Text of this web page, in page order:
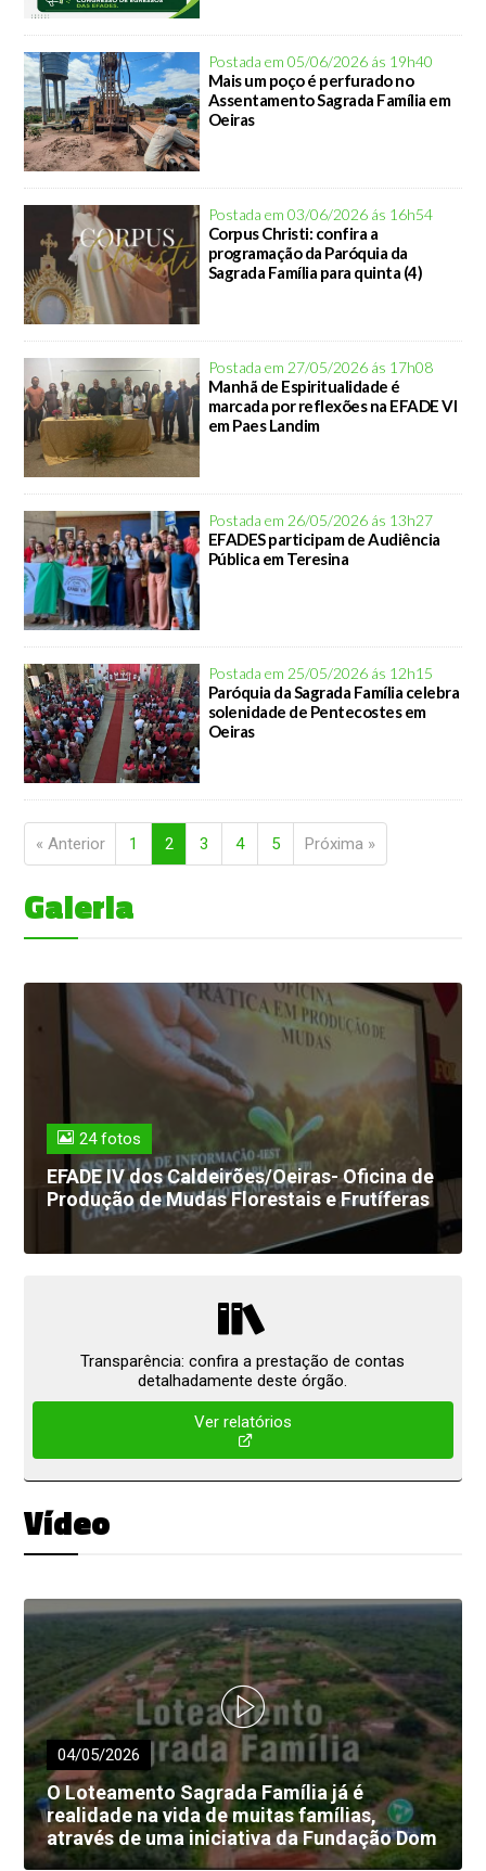
Postada em 05/06/2026 ás 19h40
Mais um poço é perfurado no
Assentamento Sagrada Família em
Oeiras
Postada em 03/06/2026 ás 16h54
Corpus Christi: confira a
programação da Paróquia da
Sagrada Família para quinta (4)
Postada em 27/05/2026 ás 17h08
Manhã de Espiritualidade é
marcada por reflexões na EFADE VI
em Paes Landim
Postada em 26/05/2026 ás 13h27
EFADES participam de Audiência
Pública em Teresina
Postada em 25/05/2026 ás 12h15
Paróquia da Sagrada Família celebra
solenidade de Pentecostes em
Oeiras
« Anterior 1 2 3 4 5 Próxima »
Galeria
24 fotos
EFADE IV dos Caldeirões/Oeiras- Oficina de
Produção de Mudas Florestais e Frutíferas
Transparência: confira a prestação de contas
detalhadamente deste órgão.
Ver relatórios
Vídeo
04/05/2026
O Loteamento Sagrada Família já é
realidade na vida de muitas famílias,
através de uma iniciativa da Fundação Dom
Edilberto Dinkelborg.